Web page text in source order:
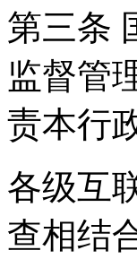
第三条
监督管
责本行
各级互
查相结